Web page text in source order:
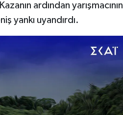
ardından yarışmacının
yankı uyandırdı.